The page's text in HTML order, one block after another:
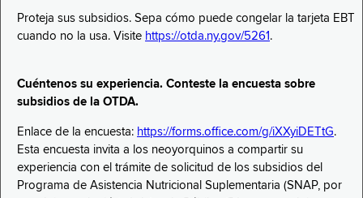
Proteja sus subsidios. Sepa cómo puede congelar la tarjeta EBT
cuando no la usa. Visite https://otda.ny.gov/5261 .
Cuéntenos su experiencia. Conteste la encuesta sobre
subsidios de la OTDA.
Enlace de la encuesta: https://forms.office.com/g/iXXyiDETtG.
Esta encuesta invita a los neoyorquinos a compartir su
experiencia con el trámite de solicitud de los subsidios del
Programa de Asistencia Nutricional Suplementaria (SNAP, por